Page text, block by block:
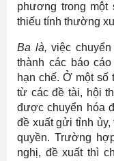
phương trong
thiếu tính thường
Ba là, việc
thành các báo
hạn chế. Ở một số
từ các đề tài, hội
được chuyển hóa
đề xuất gửi tỉnh
quyền. Trường
nghị, đề xuất thì